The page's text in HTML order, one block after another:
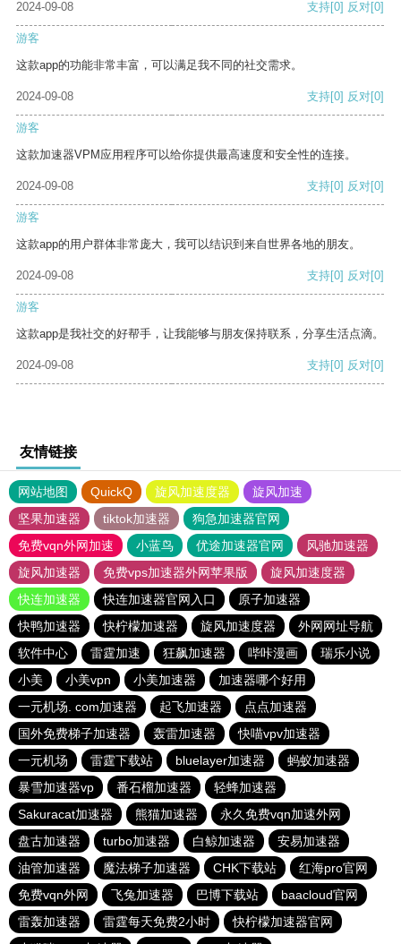
2024-09-08 支持[0] 反对[0]
游客
这款app的功能非常丰富，可以满足我不同的社交需求。
2024-09-08 支持[0] 反对[0]
游客
这款加速器VPM应用程序可以给你提供最高速度和安全性的连接。
2024-09-08 支持[0] 反对[0]
游客
这款app的用户群体非常庞大，我可以结识到来自世界各地的朋友。
2024-09-08 支持[0] 反对[0]
游客
这款app是我社交的好帮手，让我能够与朋友保持联系，分享生活点滴。
2024-09-08 支持[0] 反对[0]
友情链接
网站地图 QuickQ 旋风加速度器
旋风加速
坚果加速器
tiktok加速器
狗急加速器官网
免费vqn外网加速
小蓝鸟 优途加速器官网
风驰加速器
旋风加速器
免费vps加速器外网苹果版
旋风加速度器
快连加速器
快连加速器官网入口
原子加速器
快鸭加速器
快柠檬加速器 旋风加速度器
外网网址导航
软件中心
雷霆加速 狂飙加速器 哔咔漫画
瑞乐小说
小美
小美vpn 小美加速器
加速器哪个好用
一元机场. com加速器
起飞加速器
点点加速器
国外免费梯子加速器
轰雷加速器
快喵vpv加速器
一元机场
雷霆下载站 bluelayer加速器
蚂蚁加速器
暴雪加速器vp
番石榴加速器
轻蜂加速器
Sakuracat加速器
熊猫加速器
永久免费vqn加速外网
盘古加速器
turbo加速器 白鲸加速器
安易加速器
油管加速器
魔法梯子加速器 CHK下载站
红海pro官网
免费vqn外网
飞兔加速器 巴博下载站
baacloud官网
雷轰加速器
雷霆每天免费2小时
快柠檬加速器官网